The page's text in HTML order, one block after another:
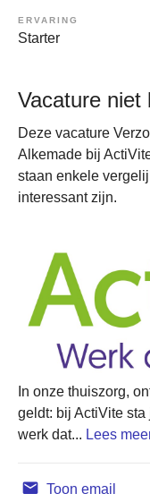
ERVARING
Starter
Vacature niet
Deze vacature
Alkemade bij
staan enkele
interessant zijn.
In onze thuiszorg,
geldt: bij ActiVite
werk dat... Lees
Toon email